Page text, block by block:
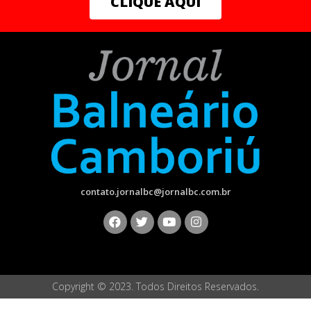
acompanhado de quem te faz bem.”
Bárbara Lopes| Natural de Montes Claros, Minas
Gerais, Bárbara Lopes se destaca no sertanejo. Sua
música “Embalagem vazia” é “uma música escolhida com
muito carinho, feita por um grupo de compositores de
Goiânia” e retrata experiências cotidianas com melodia
envolvente.
O baiano Zart, agora residindo em Santa Catarina,
traz uma nova estética musical em “Tipo Radar”, uma
sobre pessoas que gostam uma da outra, mas que ao
mesmo tempo a tarefa da reconquista parece estar
apenas nas mãos de uma delas,” explica Zart.
Niterói, Renata Loureiro estreia com a música
“Passarinho”. Ela descreve a faixa como “um canto de
contato.jornalbc@jornalbc.com.br
Copyright © 2023. Todos Direitos Reservados.